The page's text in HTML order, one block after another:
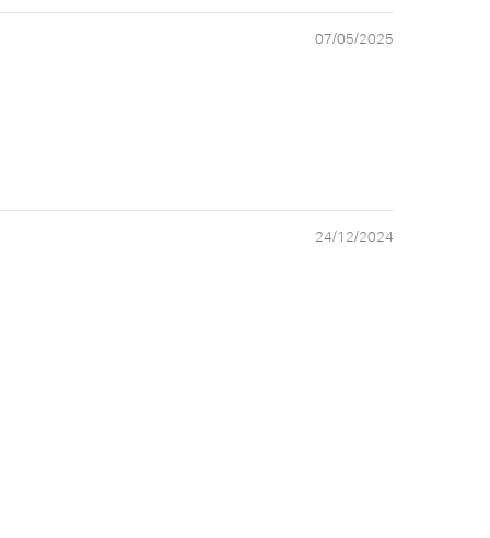
07/05/2025
24/12/2024